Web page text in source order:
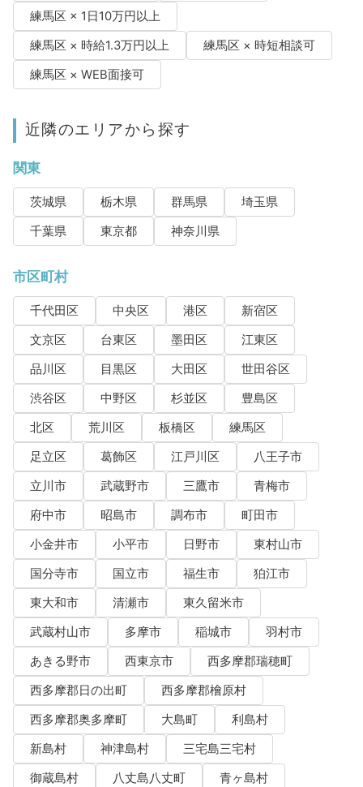
練馬区 × 1日10万円以上
練馬区 × 時給1.3万円以上
練馬区 × 時短相談可
練馬区 × WEB面接可
近隣のエリアから探す
関東
茨城県 栃木県 群馬県
埼玉県
千葉県
東京都 神奈川県
市区町村
千代田区 中央区 港区
新宿区
文京区
台東区 墨田区
江東区
品川区
目黒区 大田区
世田谷区
渋谷区
中野区 杉並区
豊島区
北区
荒川区 板橋区
練馬区
足立区
葛飾区 江戸川区
八王子市
立川市
武蔵野市 三鷹市
青梅市
府中市
昭島市 調布市
町田市
小金井市
小平市 日野市
東村山市
国分寺市
国立市 福生市
狛江市
東大和市
清瀬市
東久留米市
武蔵村山市
多摩市 稲城市
羽村市
あきる野市
西東京市
西多摩郡瑞穂町
西多摩郡日の出町
西多摩郡檜原村
西多摩郡奥多摩町
大島町
利島村
新島村
神津島村
三宅島三宅村
御蔵島村
八丈島八丈町
青ヶ島村